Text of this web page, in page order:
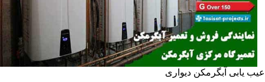
عیب یابی آبگرمکن دیواری